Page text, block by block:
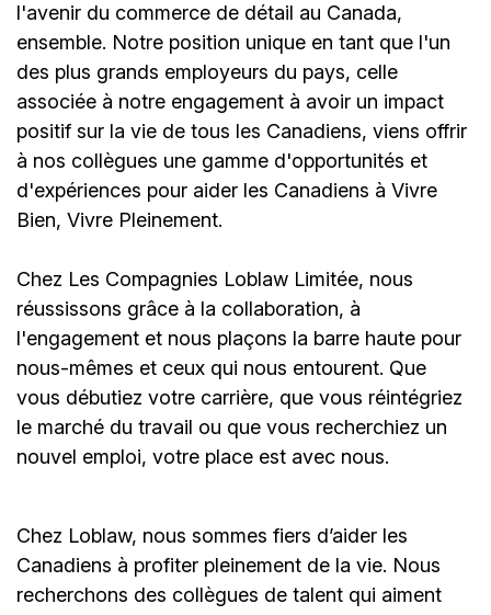
l'avenir du commerce de détail au Canada,
ensemble. Notre position unique en tant que l'un
des plus grands employeurs du pays, celle
associée à notre engagement à avoir un impact
positif sur la vie de tous les Canadiens, viens offrir
à nos collègues une gamme d'opportunités et
d'expériences pour aider les Canadiens à Vivre
Bien, Vivre Pleinement.
Chez Les Compagnies Loblaw Limitée, nous
réussissons grâce à la collaboration, à
l'engagement et nous plaçons la barre haute pour
nous-mêmes et ceux qui nous entourent. Que
vous débutiez votre carrière, que vous réintégriez
le marché du travail ou que vous recherchiez un
nouvel emploi, votre place est avec nous.
Chez Loblaw, nous sommes fiers d’aider les
Canadiens à profiter pleinement de la vie. Nous
recherchons des collègues de talent qui aiment